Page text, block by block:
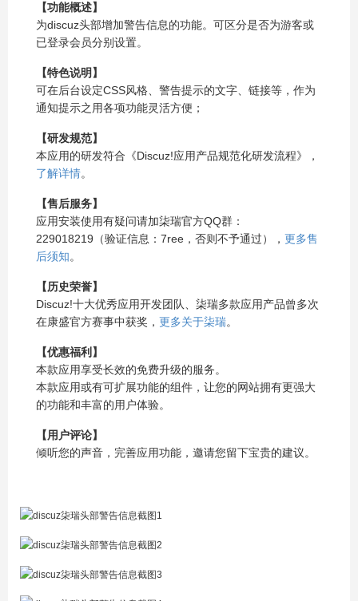
【功能概述】
为discuz头部增加警告信息的功能。可区分是否为游客或
已登录会员分别设置。
【特色说明】
可在后台设定CSS风格、警告提示的文字、链接等，作为
通知提示之用各项功能灵活方便；
【研发规范】
本应用的研发符合《Discuz!应用产品规范化研发流程》，
了解详情。
【售后服务】
应用安装使用有疑问请加柒瑞官方QQ群：
229018219（验证信息：7ree，否则不予通过）， 更多售
后须知。
【历史荣誉】
Discuz!十大优秀应用开发团队、柒瑞多款应用产品曾多次
在康盛官方赛事中获奖， 更多关于柒瑞。
【优惠福利】
本款应用享受长效的免费升级的服务。
本款应用或有可扩展功能的组件，让您的网站拥有更强大
的功能和丰富的用户体验。
【用户评论】
倾听您的声音，完善应用功能，邀请您留下宝贵的建议。